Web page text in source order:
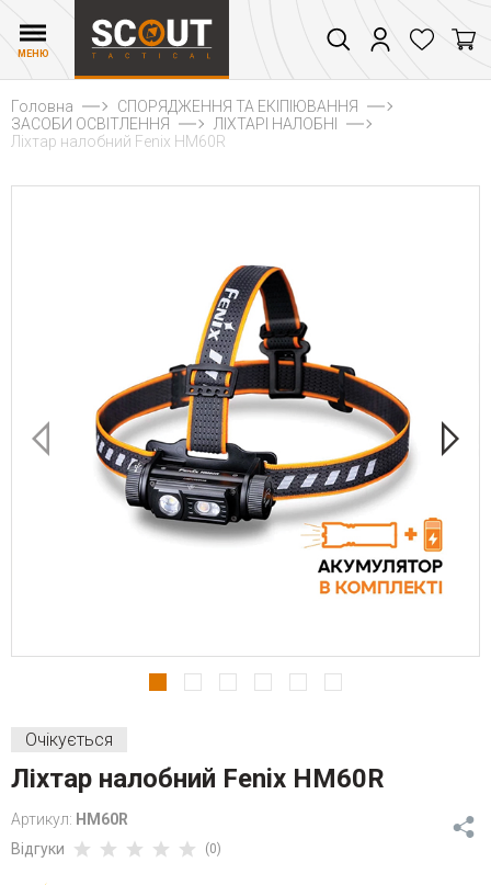
МЕНЮ
Головна
СПОРЯДЖЕННЯ ТА ЕКІПІЮВАННЯ
ЗАСОБИ ОСВІТЛЕННЯ
ЛІХТАРІ НАЛОБНІ
Ліхтар налобний Fenix HM60R
Очікується
Ліхтар налобний Fenix HM60R
Артикул: HM60R
Відгуки
(0)